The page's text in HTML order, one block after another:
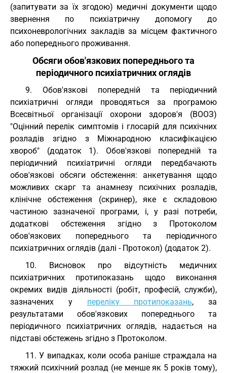
(запитувати за їх згодою) медичні документи щодо
звернення по психіатричну допомогу до
психоневрологічних закладів за місцем фактичного
або попереднього проживання.
Обсяги обов'язкових попереднього та
періодичного психіатричних оглядів
9. Обов'язкові попередній та періодичний
психіатричні огляди проводяться за програмою
Всесвітньої організації охорони здоров'я (ВООЗ)
"Оцінний перелік симптомів і глосарій для психічних
розладів згідно з Міжнародною класифікацією
хвороб" (додаток 1). Обов'язкові попередній та
періодичний психіатричні огляди передбачають
обов'язкові обсяги обстеження: анкетування щодо
можливих скарг та анамнезу психічних розладів,
клінічне обстеження (скринер), яке є складовою
частиною зазначеної програми, і, у разі потреби,
додаткові обстеження згідно з Протоколом
обов'язкових попереднього та періодичного
психіатричних оглядів (далі - Протокол) (додаток 2).
10. Висновок про відсутність медичних
психіатричних протипоказань щодо виконання
окремих видів діяльності (робіт, професій, служби),
зазначених у переліку протипоказань, за
результатами обов'язкових попереднього та
періодичного психіатричних оглядів, надається на
підставі обстежень згідно з Протоколом.
11. У випадках, коли особа раніше страждала на
тяжкий психічний розлад (не менше як 5 років тому),